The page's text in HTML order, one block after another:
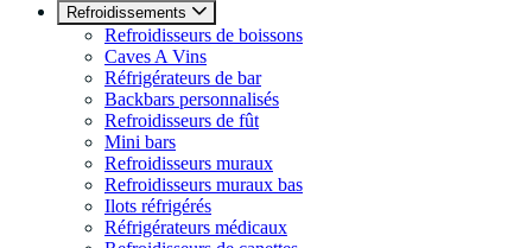
Refroidissements
Refroidisseurs de boissons
Caves A Vins
Réfrigérateurs de bar
Backbars personnalisés
Refroidisseurs de fût
Mini bars
Refroidisseurs muraux
Refroidisseurs muraux bas
Ilots réfrigérés
Réfrigérateurs médicaux